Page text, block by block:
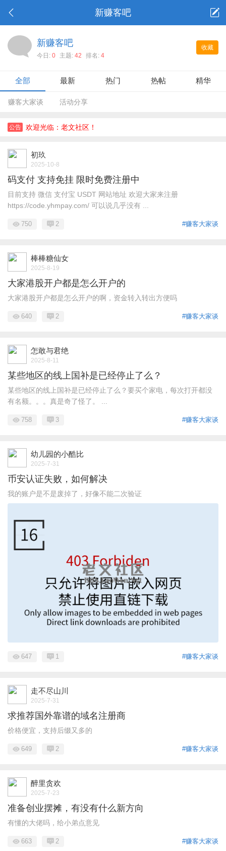
新赚客吧
收藏
新赚客吧
今日: 0 主题: 42 排名: 4
全部 最新 热门 热帖 精华
赚客大家谈 活动分享
公告 欢迎光临：老文社区！
初玖
2025-10-8
码支付 支持免挂 限时免费注册中
目前支持 微信 支付宝 USDT 网站地址 欢迎大家来注册
https://code.yhmpay.com/ 可以说几乎没有 ...
#赚客大家谈
750 2
棒棒糖仙女
2025-8-19
大家港股开户都是怎么开户的
大家港股开户都是怎么开户的啊，资金转入转出方便吗
#赚客大家谈
640 2
怎敢与君绝
2025-8-11
某些地区的线上国补是已经停止了么？
某些地区的线上国补是已经停止了么？要买个家电，每次打开都没
有名额。。。真是奇了怪了。 ...
#赚客大家谈
758 3
幼儿园的小酷比
2025-7-31
币安认证失败，如何解决
我的账户是不是废掉了，好像不能二次验证
#赚客大家谈
647 1
走不尽山川
2025-7-31
求推荐国外靠谱的域名注册商
价格便宜，支持后缀又多的
#赚客大家谈
649 2
醉里贪欢
2025-7-23
准备创业摆摊，有没有什么新方向
有懂的大佬吗，给小弟点意见
#赚客大家谈
663 2